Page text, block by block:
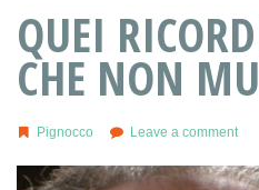
QUEI
CHE NON
Pignocco Leave a comment